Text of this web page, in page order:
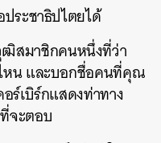
ระชาธิปไตยได้
ฒิสมาชิกคนหนึ่งที่ว่า
หน และบอกชื่อคนที่คุณ
ร์เบิร์กแสดงท่าทาง
จะตอบ